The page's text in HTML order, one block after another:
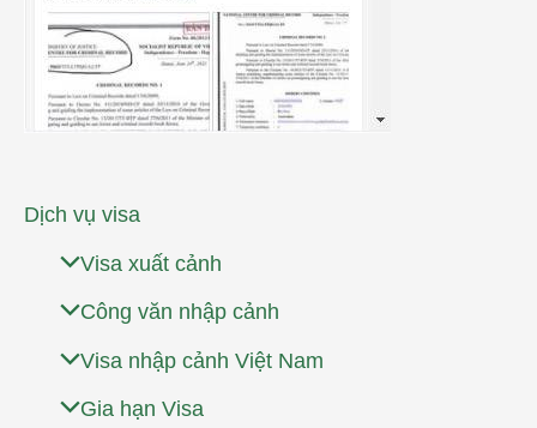
Dịch vụ visa
Visa xuất cảnh
Công văn nhập cảnh
Visa nhập cảnh Việt Nam
Gia hạn Visa